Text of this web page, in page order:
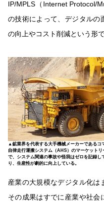
IP/MPLS（Internet Protocol/
の技術によって、デジタルの
の向上やコスト削減という形
▲鉱業界を代表する大手機械メーカーであるコ
自律走行運搬システム（AHS）のマーケット
で、システム関連の事故や怪我はゼロを記録
り、生産性が劇的に向上している。
産業の大規模なデジタル化は
その成果はすでに産業や社会